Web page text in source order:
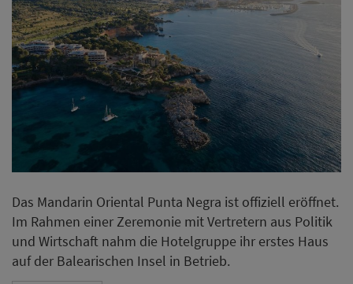
Das Mandarin Oriental Punta Negra ist offiziell eröffnet.
Im Rahmen einer Zeremonie mit Vertretern aus Politik
und Wirtschaft nahm die Hotelgruppe ihr erstes Haus
auf der Balearischen Insel in Betrieb.